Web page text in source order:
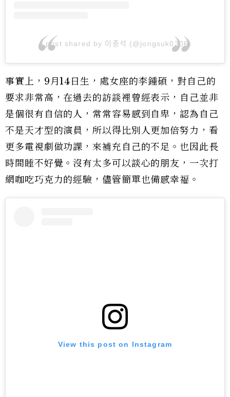
A post shared by 이종석 (@jongsuk0206)
事實上，9月14日生，處女座的李鍾碩，對自己的
要求非常高，在過去的訪談裡曾經表示，自己並非
是個很有自信的人，常常容易感到自卑，認為自己
不是天才型的演員，所以得比別人更加倍努力，看
更多電視劇做功課，來補充自己的不足。也因此長
時間睡不好覺。沒有太多可以談心的朋友，一次打
網咖吃巧克力的經驗，儘管簡單也備感幸福。
View this post on Instagram